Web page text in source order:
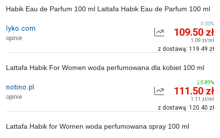
lyko.com
opinie
Habik Eau de Parfum 100 ml Lattafa Habik Eau de Parfum 100 ml
109.50 zł
1.09 zł/ml
z dostawą: 119.49 zł
0.00%
notino.pl
opinie
Lattafa Habik For Women woda perfumowana dla kobiet 100 ml
111.50 zł
1.11 zł/ml
z dostawą: 120.40 zł
0.89%
Lattafa Habik for Women woda perfumowana spray 100 ml